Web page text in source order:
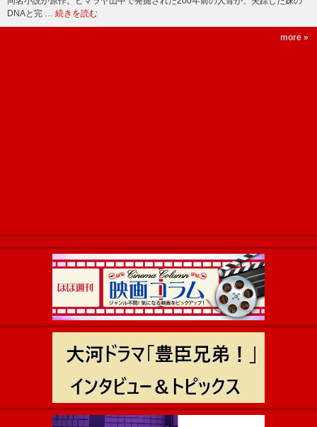
DNAと完 … 続きを読む
more »